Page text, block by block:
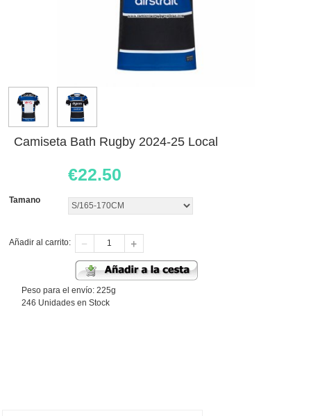
Camiseta Bath Rugby 2024-25 Local
€22.50
Tamano
Añadir al carrito:
Peso para el envío: 225g
246 Unidades en Stock